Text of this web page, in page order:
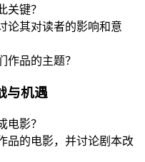
关键？
论其对读者的影响和意
作品的主题？
与机遇
电影？
品的电影，并讨论剧本改